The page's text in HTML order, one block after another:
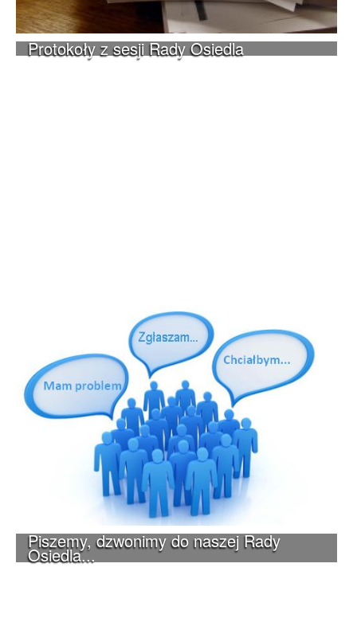
Protokoły z sesji Rady Osiedla
Piszemy, dzwonimy do naszej Rady
Osiedla...